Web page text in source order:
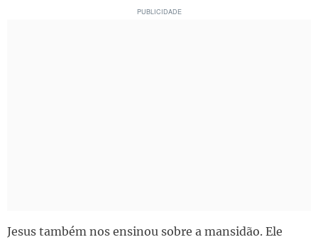
Jesus também nos ensinou sobre a mansidão. Ele